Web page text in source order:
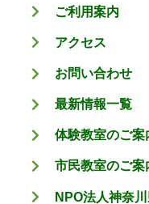
ご利用案内
アクセス
お問い合わせ
最新情報一覧
体験教室のご案
市民教室のご案
NPO法人神奈